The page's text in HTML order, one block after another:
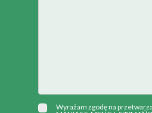
Wyrażam zgodę na